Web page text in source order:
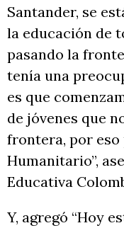
Santander, se
la educación de
pasando la
tenía una
es que
de jóvenes que
frontera, por
Humanitario”,
Educativa
Y, agregó “Hoy